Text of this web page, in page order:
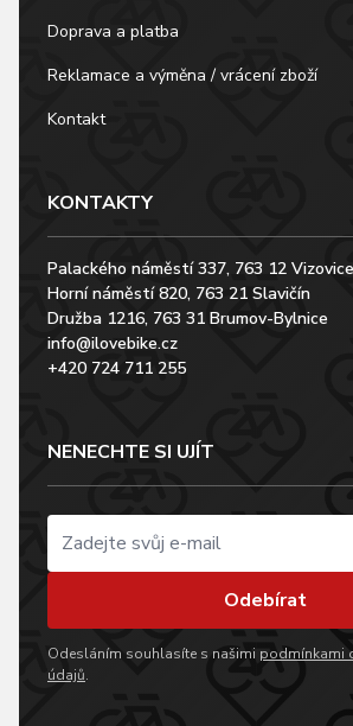
Doprava a platba
Reklamace a výměna / vrácení zboží
Kontakt
KONTAKTY
Palackého náměstí 337, 763 12 Vizovice
Horní náměstí 820, 763 21 Slavičín
Družba 1216, 763 31 Brumov-Bylnice
info@ilovebike.cz
+420 724 711 255
NENECHTE SI UJÍT
Odebírat
Odesláním souhlasíte s našimi podmínkami
údajů.